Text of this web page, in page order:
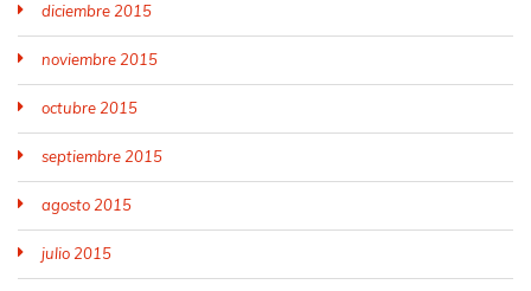
diciembre 2015
noviembre 2015
octubre 2015
septiembre 2015
agosto 2015
julio 2015